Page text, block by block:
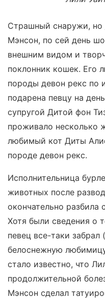
Страшный снаружи,
Мэнсон, по сей день
внешним видом и
поклонник кошек. Его
породы девон рекс по
подарена певцу на
супругой Дитой фон
проживало несколько
любимый кот Диты
породе девон рекс.
Исполнительница
животных после
окончательно разбила
Хотя были сведения о
певец все-таки
белоснежную
стало известно, что
продолжительной
Мэнсон сделал